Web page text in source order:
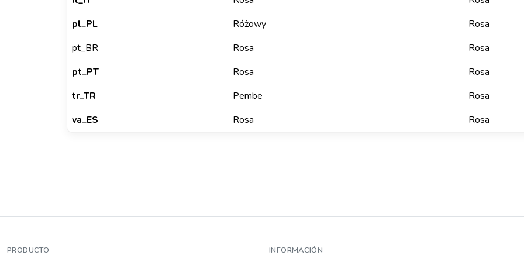
pl_PL
Różowy
Rosa
pt_BR
Rosa
Rosa
pt_PT
Rosa
Rosa
tr_TR
Pembe
Rosa
va_ES
Rosa Rosa
PRODUCTO INFORMACIÓN